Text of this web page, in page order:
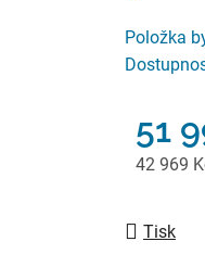
Položka
51
42 969
Tisk